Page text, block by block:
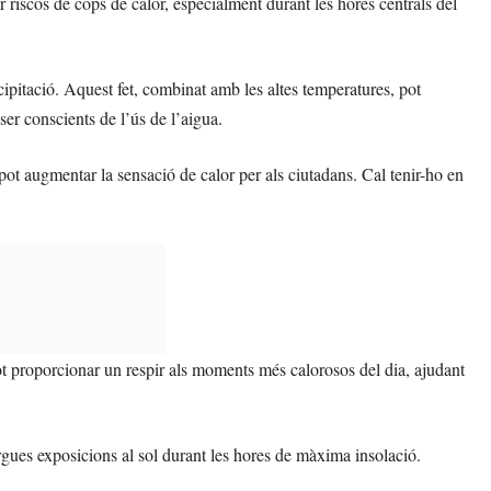
Aquest fet, combinat amb les altes temperatures, pot
conscients de l’ús de l’aigua.
augmentar la sensació de calor per als ciutadans. Cal tenir-ho en
un respir als moments més calorosos del dia, ajudant
exposicions al sol durant les hores de màxima insolació.